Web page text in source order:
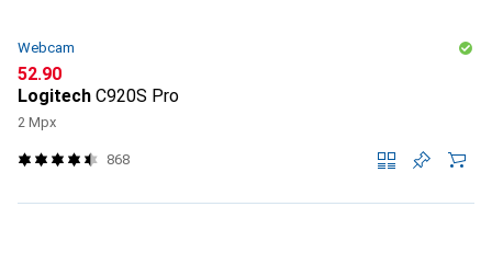
Webcam
CHF
52.90
Logitech C920S Pro
2 Mpx
868